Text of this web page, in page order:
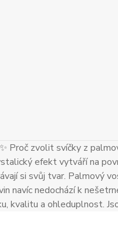
Proč zvolit svíčky z
efekt vytváří na
si svůj tvar. Palmový
navíc nedochází k
kvalitu a ohleduplnost.